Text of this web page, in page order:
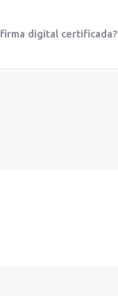
digital certificada?